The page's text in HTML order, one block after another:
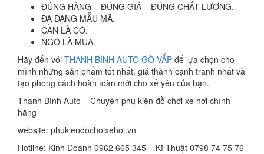
ĐÚNG HÀNG – ĐÚNG GIÁ – ĐÚNG CHẤT LƯỢNG.
ĐA DẠNG MẪU MÃ.
CẦN LÀ CÓ.
NGÓ LÀ MUA.
Hãy đến với THANH BÌNH AUTO GÒ VẤP để lựa chọn cho
mình những sản phẩm tốt nhất, giá thành cạnh tranh nhất và
tạo phong cách hoàn toàn mới cho xế yêu của bạn.
Thanh Bình Auto – Chuyên phụ kiện đồ chơi xe hơi chính
hãng
website: phukiendochoixehoi.vn
Hotline: Kinh Doanh 0962 665 345 – Kĩ Thuật 0798 74 75 76